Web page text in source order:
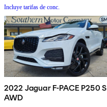
Incluye tarifas de conc.
2022 Jaguar F-PACE P250 S
AWD